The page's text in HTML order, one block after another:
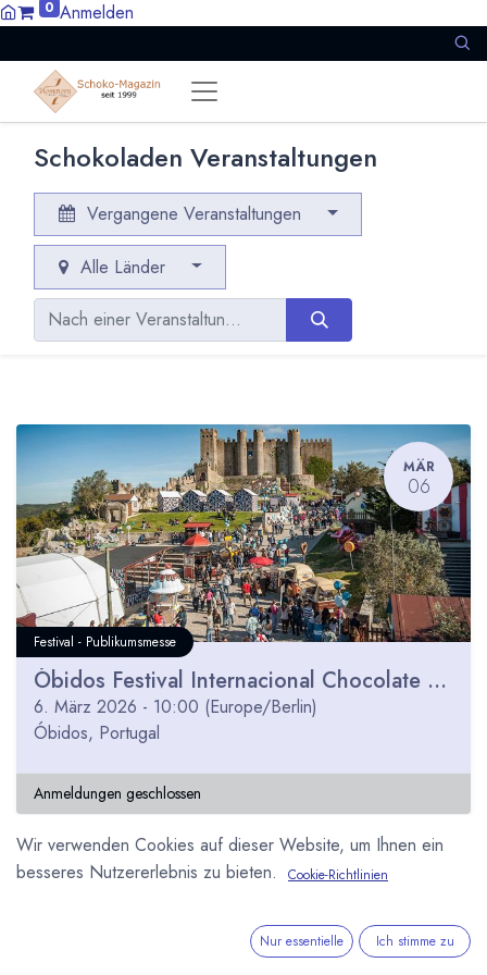
0 Anmelden
Schokoladen Veranstaltungen
Vergangene Veranstaltungen
Alle Länder
MÄR
06
Festival - Publikumsmesse
Óbidos Festival Internacional Chocolate 2026
6. März 2026 - 10:00 (Europe/Berlin)
Óbidos, Portugal
Anmeldungen geschlossen
Wir verwenden Cookies auf dieser Website, um Ihnen ein
besseres Nutzererlebnis zu bieten.
Cookie-Richtlinien
Nur essentielle Ich stimme zu